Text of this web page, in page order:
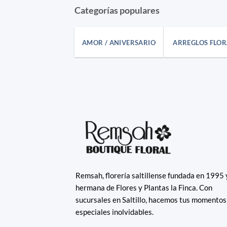
Categorías populares
AMOR / ANIVERSARIO ARREGLOS
Remsah, florería saltillense fundada en 1995
hermana de Flores y Plantas la Finca. Con
sucursales en Saltillo, hacemos tus momentos
especiales inolvidables.